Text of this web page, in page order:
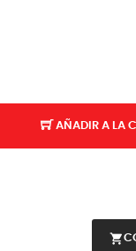
AÑADIR A LA
shopping_cart